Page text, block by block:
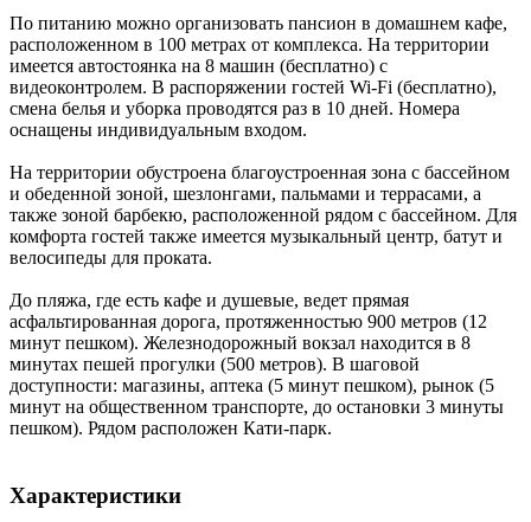
По питанию можно организовать пансион в домашнем кафе,
расположенном в 100 метрах от комплекса. На территории
имеется автостоянка на 8 машин (бесплатно) с
видеоконтролем. В распоряжении гостей Wi-Fi (бесплатно),
смена белья и уборка проводятся раз в 10 дней. Номера
оснащены индивидуальным входом.
На территории обустроена благоустроенная зона с бассейном
и обеденной зоной, шезлонгами, пальмами и террасами, а
также зоной барбекю, расположенной рядом с бассейном. Для
комфорта гостей также имеется музыкальный центр, батут и
велосипеды для проката.
До пляжа, где есть кафе и душевые, ведет прямая
асфальтированная дорога, протяженностью 900 метров (12
минут пешком). Железнодорожный вокзал находится в 8
минутах пешей прогулки (500 метров). В шаговой
доступности: магазины, аптека (5 минут пешком), рынок (5
минут на общественном транспорте, до остановки 3 минуты
пешком). Рядом расположен Кати-парк.
Характеристики